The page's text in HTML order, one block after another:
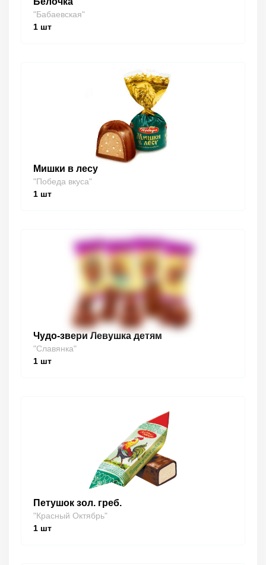
"Бабаевская"
1 шт
Мишки в лесу
"Победа вкуса"
1 шт
Чудо-звери Левушка детям
"Славянка"
1 шт
Петушок зол. греб.
"Красный Октябрь"
1 шт